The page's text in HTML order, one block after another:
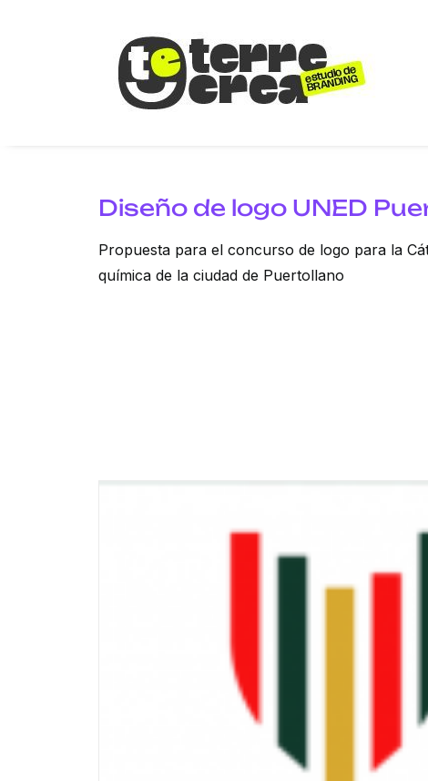
Diseño de logo UNED
Propuesta para el concurso de logo para la
química de la ciudad de Puertollano